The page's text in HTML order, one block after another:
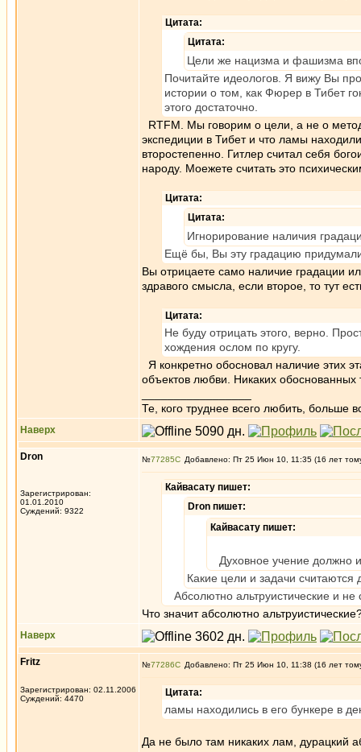
Цитата:
Цитата:
Цели же нацизма и фашизма
Почитайте идеологов. Я вижу Вы
истории о том, как Фюрер в Тибет
этого достаточно.
RTFM. Мы говорим о цели, а не о
экспедиции в Тибет и что ламы
второстепенно. Гитлер считал себя
народу. Моежете считать это
Цитата:
Цитата:
Игнорирование наличия
Ещё бы, Вы эту градацию
Вы отрицаете само наличие градации
здравого смысла, если второе, то тут
Цитата:
Не буду отрицать этого, верно.
хождения ослом по кругу.
Я конкретно обосновал наличие этих
объектов любви. Никаких обоснованных
Те, кого труднее всего любить, больше
Наверх
Dron
Зарегистрирован:
01.01.2010
Суждений: 9322
№77285 Добавлено: Пт 25 Июн 10, 11:35 (16 лет
Кайвасату пишет:
Dron пишет:
Кайвасату пишет:
Духовное учение должно
Какие цели и задачи считаются
Абсолютно альтруистические и
Что значит абсолютно
Наверх
Fritz
Зарегистрирован: 02.11.2006
Суждений: 4470
№77286 Добавлено: Пт 25 Июн 10, 11:38 (16 лет
Цитата:
ламы находились в его бункере в
Да не было там никаких лам, дурацкий